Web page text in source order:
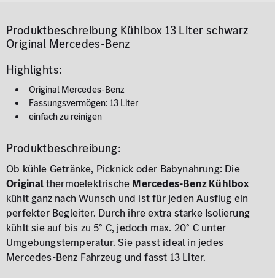
Produktbeschreibung Kühlbox 13 Liter schwarz
Original Mercedes-Benz
Highlights:
Original Mercedes-Benz
Fassungsvermögen: 13 Liter
einfach zu reinigen
Produktbeschreibung:
Ob kühle Getränke, Picknick oder Babynahrung: Die
Originalthermoelektrische Mercedes-Benz Kühlbox
kühlt ganz nach Wunsch und ist für jeden Ausflug ein
perfekter Begleiter. Durch ihre extra starke Isolierung
kühlt sie auf bis zu 5° C, jedoch max. 20° C unter
Umgebungstemperatur. Sie passt ideal in jedes
Mercedes-Benz Fahrzeug und fasst 13 Liter.